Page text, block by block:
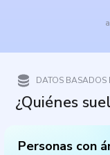
DATOS BASADOS
¿Quiénes
Personas con